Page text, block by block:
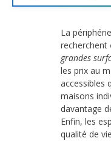
La
recherchent
grandes
les prix au
accessibles
maisons
davantage
Enfin, les
qualité de